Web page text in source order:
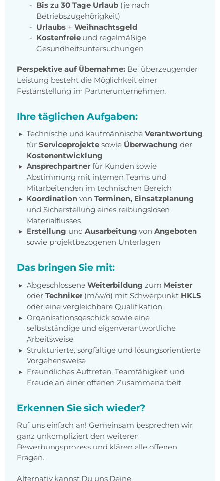
Bis zu 30 Tage Urlaub (je nach
Betriebszugehörigkeit)
Urlaubs + Weihnachtsgeld
Kostenfreie und regelmäßige
Gesundheitsuntersuchungen
Perspektive auf Übernahme: Bei überzeugender
Leistung besteht die Möglichkeit einer
Festanstellung im Partnerunternehmen.
Ihre täglichen Aufgaben:
Technische und kaufmännische Verantwortung
für Serviceprojekte sowie Überwachung der
Kostenentwicklung
Ansprechpartner für Kunden sowie
Abstimmung mit internen Teams und
Mitarbeitenden im technischen Bereich
Koordination von Terminen, Einsatzplanung
und Sicherstellung eines reibungslosen
Materialflusses
Erstellung und Ausarbeitung von Angeboten
sowie projektbezogenen Unterlagen
Das bringen Sie mit:
Abgeschlossene Weiterbildung zum Meister
oder Techniker (m/w/d) mit Schwerpunkt HKLS
oder eine vergleichbare Qualifikation
Organisationsgeschick sowie eine
selbstständige und eigenverantwortliche
Arbeitsweise
Strukturierte, sorgfältige und lösungsorientierte
Vorgehensweise
Freundliches Auftreten, Teamfähigkeit und
Freude an einer offenen Zusammenarbeit
Erkennen Sie sich wieder?
Ruf uns einfach an! Gemeinsam besprechen wir
ganz unkompliziert den weiteren
Bewerbungsprozess und klären alle offenen
Fragen.
Alternativ kannst Du uns Deine